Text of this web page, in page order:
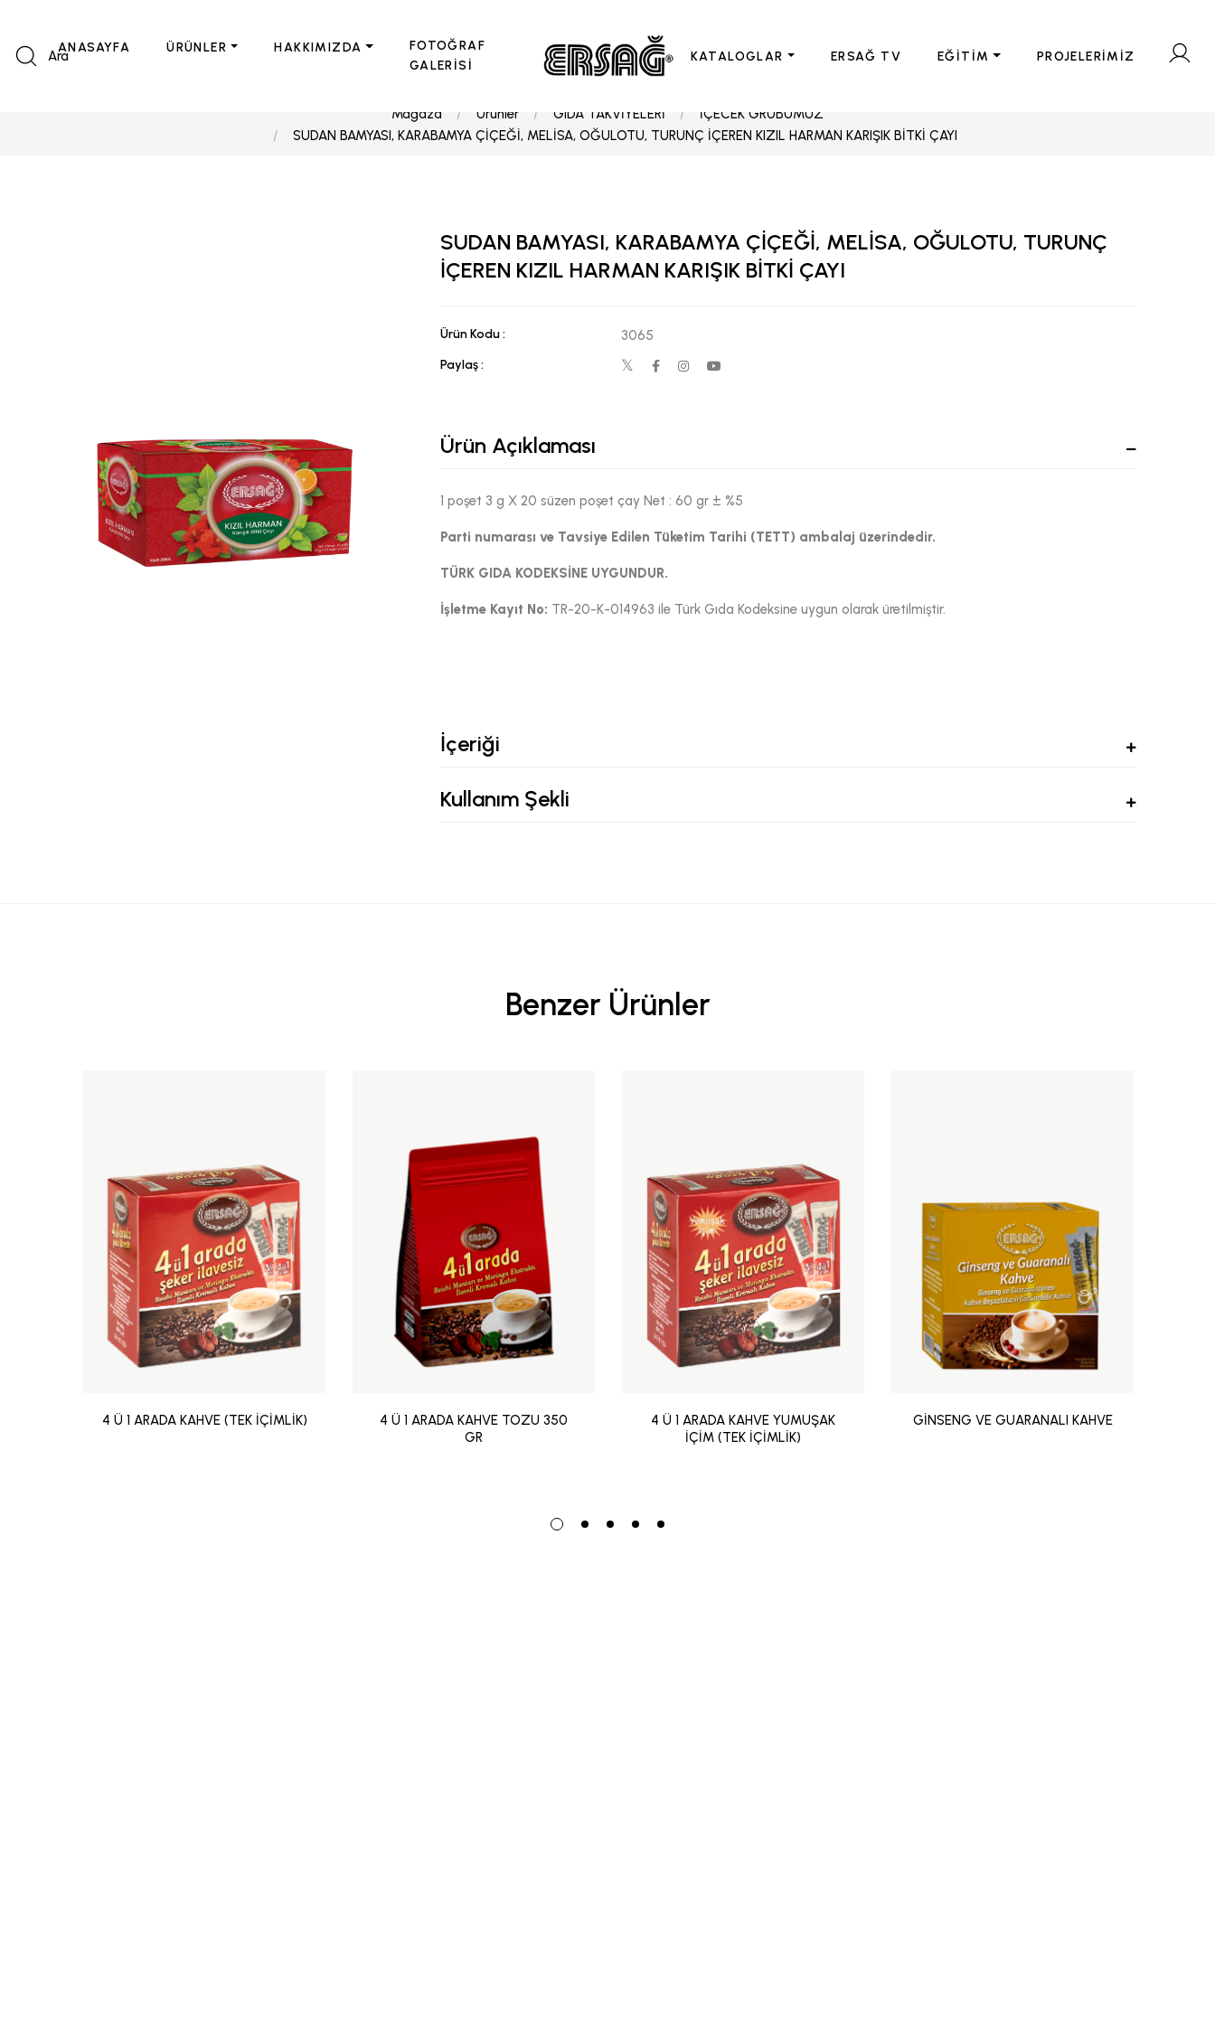
Ara
ANASAYFA ÜRÜNLER HAKKIMIZDA
FOTOĞRAF
GALERİSİ
KATALOGLAR ERSAĞ TV EĞİTİM PROJELERİMİZ
Mağaza Ürünler GIDA TAKVİYELERİ
İÇECEK GRUBUMUZ
SUDAN BAMYASI, KARABAMYA ÇİÇEĞİ, MELİSA, OĞULOTU, TURUNÇ İÇEREN KIZIL HARMAN KARIŞIK BİTKİ ÇAYI
SUDAN BAMYASI, KARABAMYA ÇİÇEĞİ, MELİSA, OĞULOTU, TURUNÇ
İÇEREN KIZIL HARMAN KARIŞIK BİTKİ ÇAYI
Ürün Kodu : 3065
Paylaş :
Ürün Açıklaması
1 poşet 3 g X 20 süzen poşet çay Net : 60 gr ± %5
Parti numarası ve Tavsiye Edilen Tüketim Tarihi (TETT) ambalaj üzerindedir.
TÜRK GIDA KODEKSİNE UYGUNDUR.
İşletme Kayıt No: TR-20-K-014963 ile Türk Gıda Kodeksine uygun olarak üretilmiştir.
İçeriği
Kullanım Şekli
Benzer Ürünler
4 Ü 1 ARADA KAHVE (TEK İÇİMLİK)
4 Ü 1 ARADA KAHVE TOZU 350
GR
4 Ü 1 ARADA KAHVE YUMUŞAK
İÇİM (TEK İÇİMLİK)
GİNSENG VE GUARANALI KAHVE